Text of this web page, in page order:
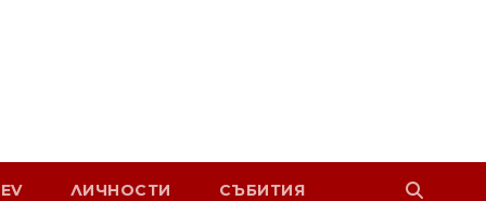
ЛИЧНОСТИ СЪБИТИЯ